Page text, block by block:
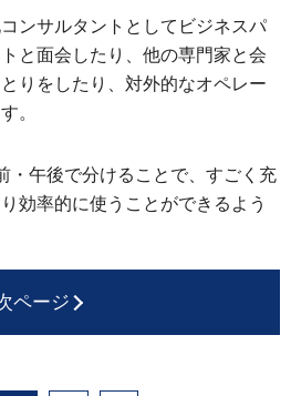
ンサルタントとしてビジネスパ
と面会したり、他の専門家と会
りをしたり、対外的なオペレー
。
・午後で分けることで、すごく充
効率的に使うことができるよう
ページ